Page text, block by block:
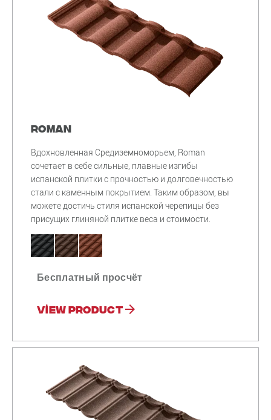
Roman
Вдохновленная Средиземноморьем, Roman
сочетает в себе сильные, плавные изгибы
испанской плитки с прочностью и долговечностью
стали с каменным покрытием. Таким образом, вы
можете достичь стиля испанской черепицы без
присущих глиняной плитке веса и стоимости.
Бесплатный просчёт
View product